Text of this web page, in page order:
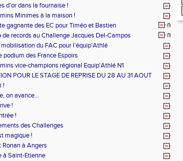
d'or dans la fournaise !
Minimes à la maison !
gagnante des EC pour Timéo et Bastien (1)
de records au Challenge Jacques Del-Campos (1)
mobilisation du FAC pour l'équip'Athlé
podium des France Espoirs
vice-champions régional Equip'Athlé N1
POUR LE STAGE DE REPRISE DU 28 AU 31 AOUT
!
on avance...
!
!
des Challenges
magique !
Ronan à Angers
à Saint-Etienne